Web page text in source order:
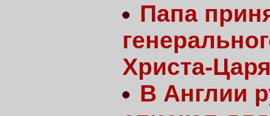
Папа
Христа-
В Англии